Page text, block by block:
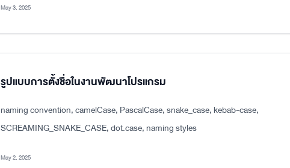
May 3, 2025
รูปแบบการตั้งชื่อในงานพัฒนาโปรแกรม
naming convention, camelCase, PascalCase, snake_case, kebab-case,
SCREAMING_SNAKE_CASE, dot.case, naming styles
May 2, 2025